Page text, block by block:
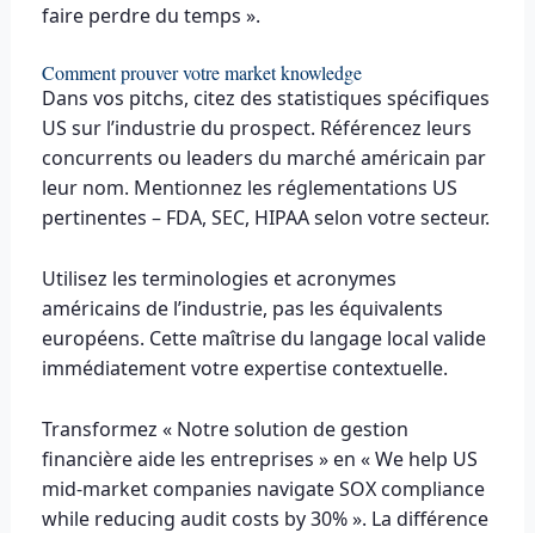
faire perdre du temps ».
Comment prouver votre market knowledge
Dans vos pitchs, citez des statistiques spécifiques
US sur l’industrie du prospect. Référencez leurs
concurrents ou leaders du marché américain par
leur nom. Mentionnez les réglementations US
pertinentes – FDA, SEC, HIPAA selon votre secteur.
Utilisez les terminologies et acronymes
américains de l’industrie, pas les équivalents
européens. Cette maîtrise du langage local valide
immédiatement votre expertise contextuelle.
Transformez « Notre solution de gestion
financière aide les entreprises » en « We help US
mid-market companies navigate SOX compliance
while reducing audit costs by 30% ». La différence